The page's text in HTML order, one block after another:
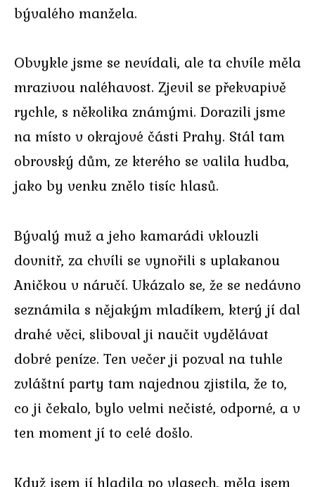
bývalého manžela.
Obvykle jsme se nevídali, ale ta chvíle měla
mrazivou naléhavost. Zjevil se překvapivě
rychle, s několika známými. Dorazili jsme
na místo v okrajové části Prahy. Stál tam
obrovský dům, ze kterého se valila hudba,
jako by venku znělo tisíc hlasů.
Bývalý muž a jeho kamarádi vklouzli
dovnitř, za chvíli se vynořili s uplakanou
Aničkou v náručí. Ukázalo se, že se nedávno
seznámila s nějakým mladíkem, který jí dal
drahé věci, sliboval ji naučit vydělávat
dobré peníze. Ten večer ji pozval na tuhle
zvláštní party tam najednou zjistila, že to,
co ji čekalo, bylo velmi nečisté, odporné, a v
ten moment jí to celé došlo.
Když jsem jí hladila po vlasech, měla jsem